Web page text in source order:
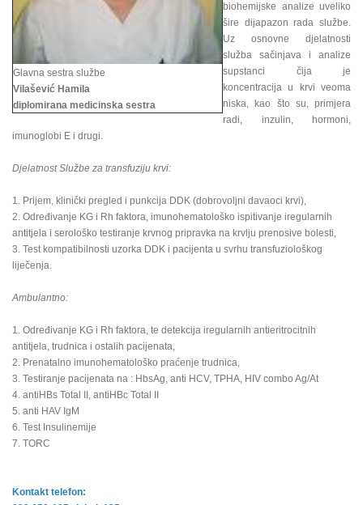
Glavna sestra službe
Vilašević Hamila
diplomirana medicinska sestra
biohemijske analize uveliko
šire dijapazon rada službe.
Uz osnovne djelatnosti
služba sačinjava i analize
supstanci čija je
koncentracija u krvi veoma
niska, kao što su, primjera
radi, inzulin, hormoni,
imunoglobi E i drugi.
Djelatnost Službe za transfuziju krvi:
1. Prijem, klinički pregled i punkcija DDK (dobrovoljni davaoci krvi),
2. Određivanje KG i Rh faktora, imunohematološko ispitivanje iregularnih
antitjela i serološko testiranje krvnog pripravka na krvlju prenosive bolesti,
3. Test kompatibilnosti uzorka DDK i pacijenta u svrhu transfuziološkog
liječenja.
Ambulantno:
1. Određivanje KG i Rh faktora, te detekcija iregularnih antieritrocitnih
antitjela, trudnica i ostalih pacijenata,
2. Prenatalno imunohematološko praćenje trudnica,
3. Testiranje pacijenata na : HbsAg, anti HCV, TPHA, HIV combo Ag/At
4. antiHBs Total II, antiHBc Total II
5. anti HAV IgM
6. Test Insulinemije
7. TORC
Kontakt telefon: